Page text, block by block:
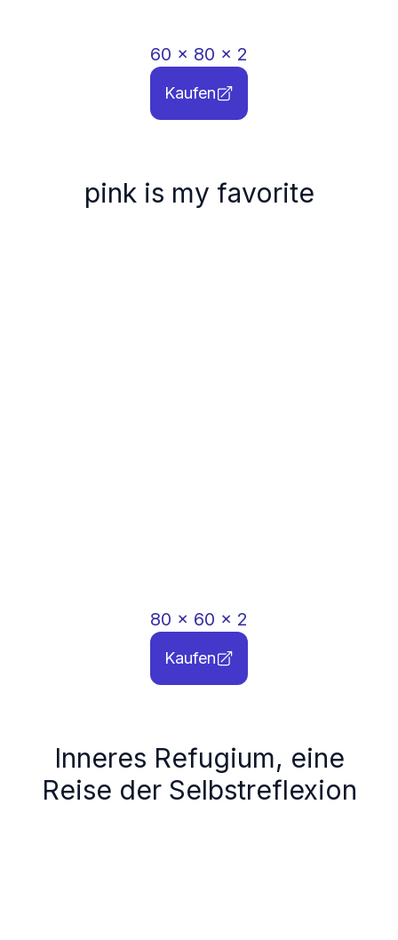
60 x 80 x 2
Kaufen
pink is my favorite
80 x 60 x 2
Kaufen
Inneres Refugium, eine
Reise der Selbstreflexion